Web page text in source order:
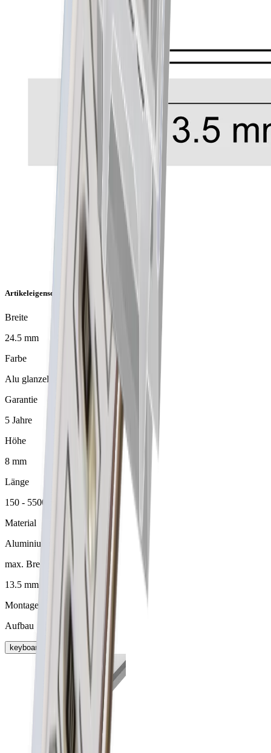
Artikeleigenschaften
Breite
24.5 mm
Farbe
Alu glanzeloxiert
Garantie
5 Jahre
Höhe
8 mm
Länge
150 - 5500 mm
Material
Aluminium
max. Breite für LED
13.5 mm
Montageart
Aufbau
keyboard_arrow_right